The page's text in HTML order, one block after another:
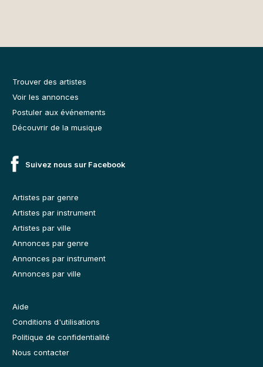
Trouver des artistes
Voir les annonces
Postuler aux événements
Découvrir de la musique
Suivez nous sur Facebook
Artistes par genre
Artistes par instrument
Artistes par ville
Annonces par genre
Annonces par instrument
Annonces par ville
Aide
Conditions d'utilisations
Politique de confidentialité
Nous contacter